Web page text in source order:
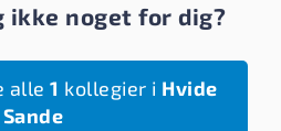
ikke noget for dig?
alle1 kollegier i Hvide
Sande